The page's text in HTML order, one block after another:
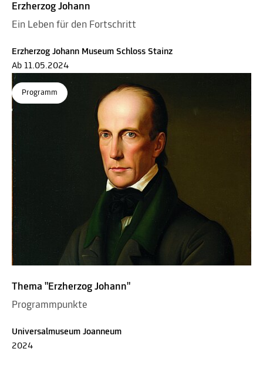
Erzherzog Johann
Ein Leben für den Fortschritt
Erzherzog Johann Museum Schloss Stainz
Ab 11.05.2024
Programm
Thema "Erzherzog Johann"
Programmpunkte
Universalmuseum Joanneum
2024